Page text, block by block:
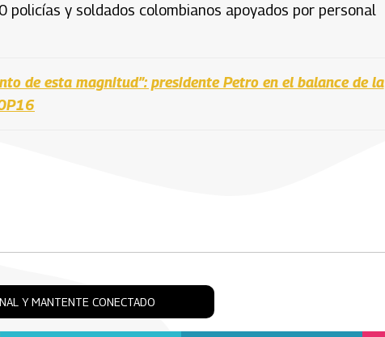
policías y soldados colombianos apoyados por personal
de esta magnitud”: presidente Petro en el balance de la
Y MANTENTE CONECTADO